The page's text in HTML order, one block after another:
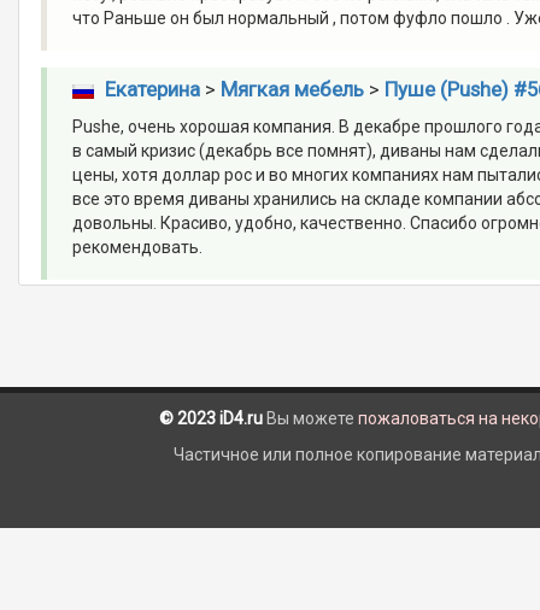
что Раньше он был нормальный , потом фуфло пошло .
Екатерина> Мягкая мебель> Пуше (Pushe)
Pushe, очень хорошая компания. В декабре прошлого
в самый кризис (декабрь все помнят), диваны нам
цены, хотя доллар рос и во многих компаниях нам
все это время диваны хранились на складе компании
довольны. Красиво, удобно, качественно. Спасибо
рекомендовать.
© 2023 iD4.ru Вы можете пожаловаться на
Частичное или полное копирование